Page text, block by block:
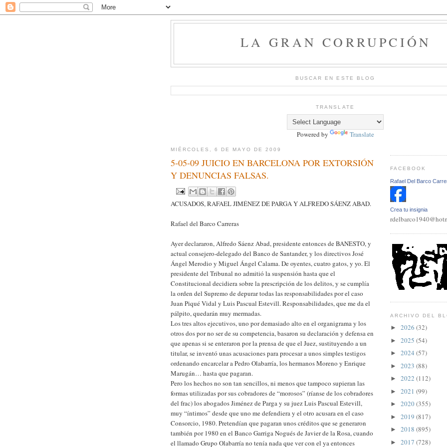
LA GRAN CORRUPCIÓN
BUSCAR EN ESTE BLOG
TRANSLATE
Powered by Translate
MIÉRCOLES, 6 DE MAYO DE 2009
5-05-09 JUICIO EN BARCELONA POR EXTORSIÓN
Y DENUNCIAS FALSAS.
ACUSADOS, RAFAEL JIMÉNEZ DE PARGA Y ALFREDO SÁENZ ABAD.
Rafael del Barco Carreras
Ayer declararon, Alfredo Sáenz Abad, presidente entonces de BANESTO, y
actual consejero-delegado del Banco de Santander, y los directivos José
Ángel Merodio y Miguel Ángel Calama. De oyentes, cuatro gatos, y yo. El
presidente del Tribunal no admitió la suspensión hasta que el
Constitucional decidiera sobre la prescripción de los delitos, y se cumplía
la orden del Supremo de depurar todas las responsabilidades por el caso
Juan Piqué Vidal y Luis Pascual Estevill. Responsabilidades, que me da el
pálpito, quedarán muy mermadas.
Los tres altos ejecutivos, uno por demasiado alto en el organigrama y los
otros dos por no ser de su competencia, basaron su declaración y defensa en
que apenas si se enteraron por la prensa de que el Juez, sustituyendo a un
titular, se inventó unas acusaciones para procesar a unos simples testigos
ordenando encarcelar a Pedro Olabarría, los hermanos Moreno y Enrique
Marugán… hasta que pagaran.
Pero los hechos no son tan sencillos, ni menos que tampoco supieran las
formas utilizadas por sus cobradores de “morosos” (ríanse de los cobradores
del frac) los abogados Jiménez de Parga y su juez Luis Pascual Estevill,
muy “íntimos” desde que uno me defendiera y el otro acusara en el caso
Consorcio, 1980. Pretendían que pagaran unos créditos que se generaron
también por 1980 en el Banco Garriga Nogués de Javier de la Rosa, cuando
el llamado Grupo Olabarría no tenía nada que ver con el ya entonces
FACEBOOK
Rafael Del Barco
Crea tu insignia
ARCHIVO DEL
► 2026 (32)
► 2025 (54)
► 2024 (57)
► 2023 (88)
► 2022 (112)
► 2021 (99)
► 2020(355)
► 2019 (817)
► 2018 (895)
► 2017 (728)